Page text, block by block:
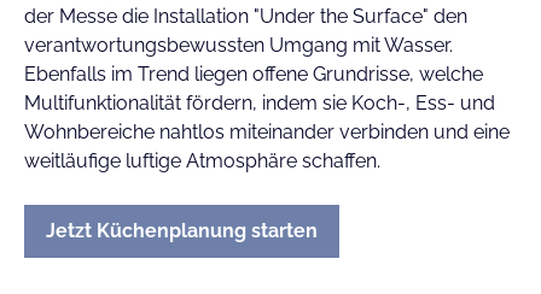
der Messe die Installation "Under the Surface" den
verantwortungsbewussten Umgang mit Wasser.
Ebenfalls im Trend liegen offene Grundrisse, welche
Multifunktionalität fördern, indem sie Koch-, Ess- und
Wohnbereiche nahtlos miteinander verbinden und eine
weitläufige luftige Atmosphäre schaffen.
Jetzt Küchenplanung starten